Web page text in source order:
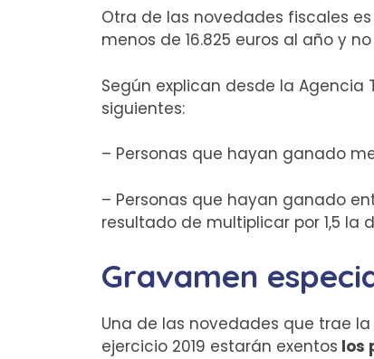
Otra de las novedades fiscales
menos de 16.825 euros al año y
Según explican desde la Agencia
siguientes:
– Personas que hayan ganado
– Personas que hayan ganado
resultado de multiplicar por 1,5 la
Gravamen
Una de las novedades que trae
ejercicio 2019 estarán exentos los